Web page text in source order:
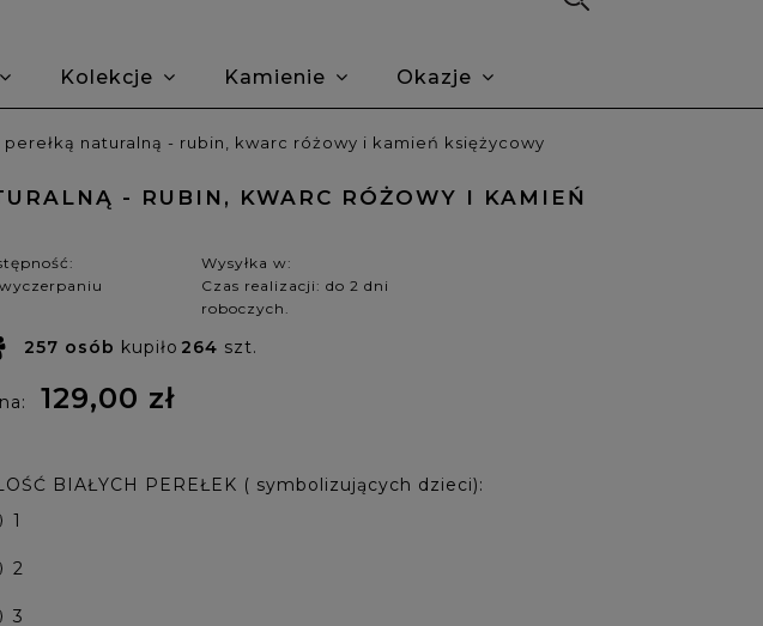
Kolekcje Kamienie Okazje
zodiaku Opinie Trustmate O nas Blog
naturalną - rubin, kwarc różowy i kamień księżycowy
- RUBIN, KWARC RÓŻOWY I KAMIEŃ
Wysyłka w:
Czas realizacji: do 2 dni
roboczych.
257 osób kupiło 264 szt.
129,00 zł
BIAŁYCH PEREŁEK ( symbolizujących dzieci):
1
2
3